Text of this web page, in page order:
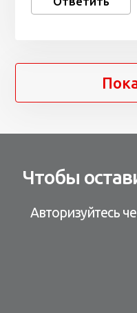
Чтобы
Авторизуйтесь